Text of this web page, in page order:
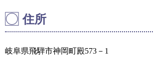
住所
岐阜県飛騨市神岡町殿573－1